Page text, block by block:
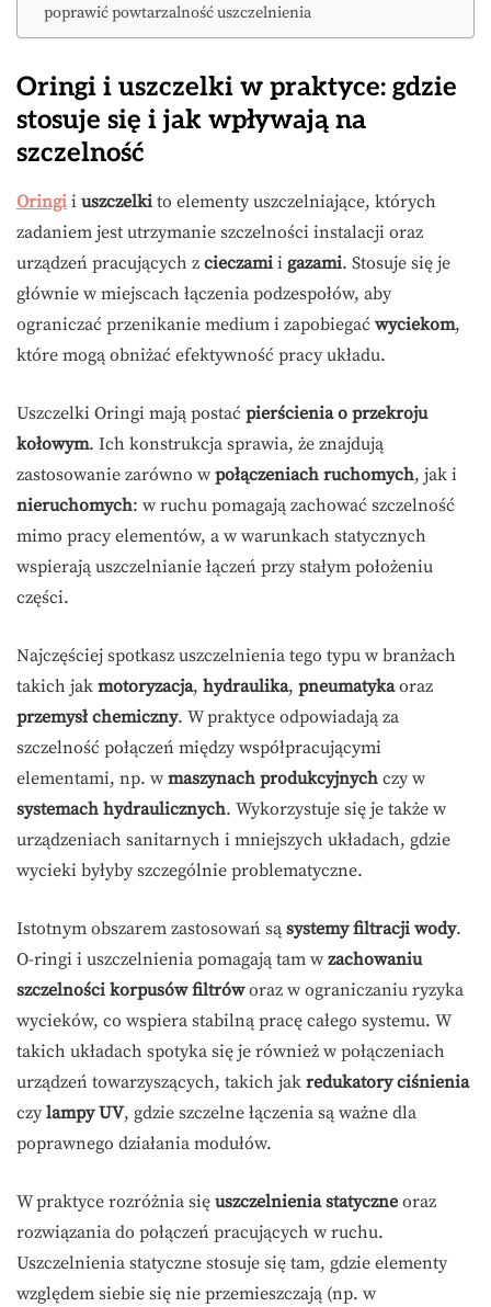
poprawić powtarzalność uszczelnienia
Oringi i uszczelki w praktyce: gdzie
stosuje się i jak wpływają na
szczelność
Oringi i uszczelki to elementy uszczelniające, których
zadaniem jest utrzymanie szczelności instalacji oraz
urządzeń pracujących z cieczami i gazami. Stosuje się je
głównie w miejscach łączenia podzespołów, aby
ograniczać przenikanie medium i zapobiegać wyciekom,
które mogą obniżać efektywność pracy układu.
Uszczelki Oringi mają postać pierścienia o przekroju
kołowym. Ich konstrukcja sprawia, że znajdują
zastosowanie zarówno w połączeniach ruchomych, jak i
nieruchomych: w ruchu pomagają zachować szczelność
mimo pracy elementów, a w warunkach statycznych
wspierają uszczelnianie łączeń przy stałym położeniu
części.
Najczęściej spotkasz uszczelnienia tego typu w branżach
takich jak motoryzacja, hydraulika, pneumatykaoraz
przemysł chemiczny. W praktyce odpowiadają za
szczelność połączeń między współpracującymi
elementami, np. w maszynach produkcyjnych czy w
systemach hydraulicznych. Wykorzystuje się je także w
urządzeniach sanitarnych i mniejszych układach, gdzie
wycieki byłyby szczególnie problematyczne.
Istotnym obszarem zastosowań są systemy filtracji wody.
O-ringi i uszczelnienia pomagają tam w zachowaniu
szczelności korpusów filtróworaz w ograniczaniu ryzyka
wycieków, co wspiera stabilną pracę całego systemu. W
takich układach spotyka się je również w połączeniach
urządzeń towarzyszących, takich jak redukatory ciśnienia
czy lampy UV, gdzie szczelne łączenia są ważne dla
poprawnego działania modułów.
W praktyce rozróżnia się uszczelnienia statyczne oraz
rozwiązania do połączeń pracujących w ruchu.
Uszczelnienia statyczne stosuje się tam, gdzie elementy
względem siebie się nie przemieszczają (np. w